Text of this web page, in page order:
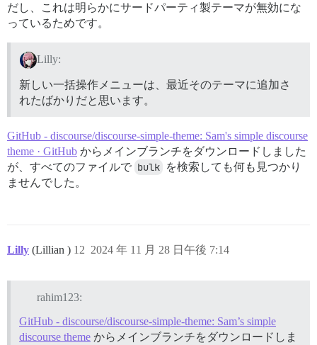
だし、これは明らかにサードパーティ製テーマが無効にな
っているためです。
Lilly:
新しい一括操作メニューは、最近そのテーマに追加さ
れたばかりだと思います。
GitHub - discourse/discourse-simple-theme: Sam's simple discourse
theme · GitHub からメインブランチをダウンロードしました
が、すべてのファイルで bulk を検索しても何も見つかり
ませんでした。
Lilly (Lillian ) 2024 年 11 月 28 日午後 7:14
12
rahim123:
GitHub - discourse/discourse-simple-theme: Sam’s simple
discourse theme からメインブランチをダウンロードしま